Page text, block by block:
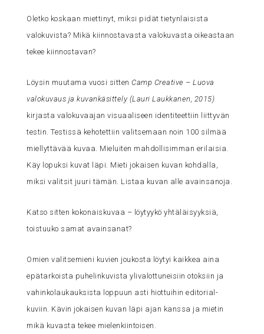
Oletko koskaan miettinyt, miksi pidät tietynlaisista
valokuvista? Mikä kiinnostavasta valokuvasta oikeastaan
tekee kiinnostavan?
Löysin muutama vuosi sittenCamp Creative – Luova
valokuvaus ja kuvankäsittely (Lauri Laukkanen, 2015)
kirjasta valokuvaajan visuaaliseen identiteettiin liittyvän
testin. Testissä kehotettiin valitsemaan noin 100 silmää
miellyttävää kuvaa. Mieluiten mahdollisimman erilaisia.
Käy lopuksi kuvat läpi. Mieti jokaisen kuvan kohdalla,
miksi valitsit juuri tämän. Listaa kuvan alle avainsanoja.
Katso sitten kokonaiskuvaa – löytyykö yhtäläisyyksiä,
toistuuko samat avainsanat?
Omien valitsemieni kuvien joukosta löytyi kaikkea aina
epätarkoista puhelinkuvista ylivalottuneisiin otoksiin ja
vahinkolaukauksista loppuun asti hiottuihin editorial-
kuviin. Kävin jokaisen kuvan läpi ajan kanssa ja mietin
mikä kuvasta tekee mielenkiintoisen.